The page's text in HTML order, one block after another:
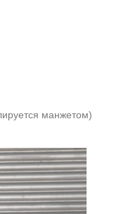
манжетом)